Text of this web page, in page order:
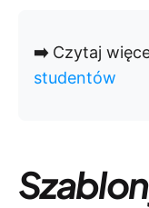
➡️Czytaj
studentów